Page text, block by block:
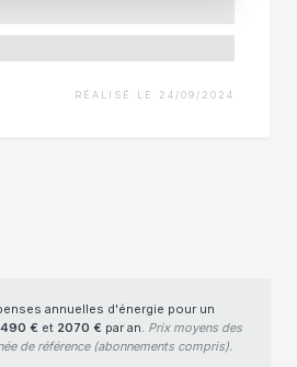
RÉALISÉ LE 24/09/2024
annuelles d'énergie pour un
€ et 2070 € par an. Prix moyens des
de référence (abonnements compris).